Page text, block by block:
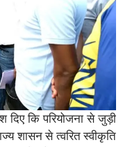
दिए कि परियोजना से जुड़ी
शासन से त्वरित स्वीकृति